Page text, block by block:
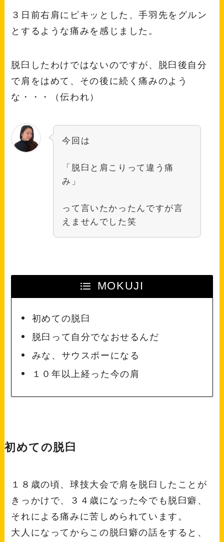
３日前右肩にピキッとした、手羽先をグルン
とするような痛みを感じました。
脱臼したわけではないのですが、脱臼後自分
で肩をはめて、その後に続く痛みのよう
な・・・（伝われ）
今回は
「脱臼と肩こりって違う痛
み」
って言いたかったんですが言
えませんでした笑
MOKUJI
初めての脱臼
脱臼って自分でなおせるんだ
みな、サウスポーになる
１０年以上経った今の肩
初めての脱臼
１８歳の頃、球技大会で肩を脱臼したことが
きっかけで、３４歳になった今でも脱臼癖、
それによる痛みに苦しめられています。
大人になってからこの脱臼癖の話をすると、